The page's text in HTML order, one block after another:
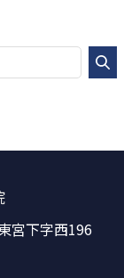
宮下字西196